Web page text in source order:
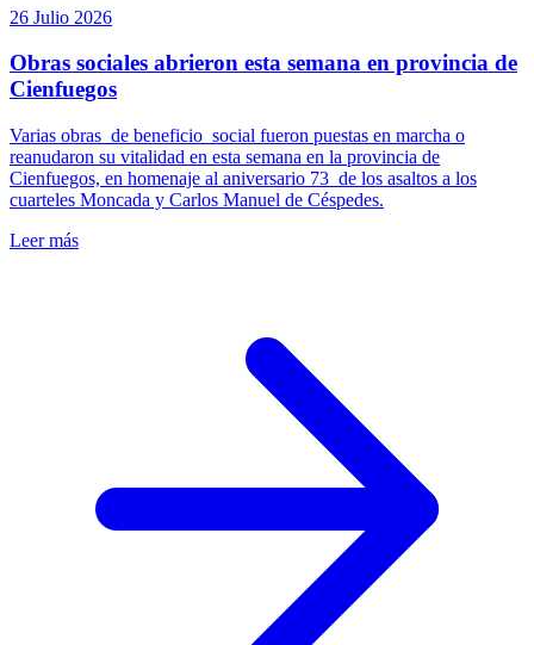
26 Julio 2026
Obras sociales abrieron esta semana en provincia de
Cienfuegos
Varias obras de beneficio social fueron puestas en marcha o
reanudaron su vitalidad en esta semana en la provincia de
Cienfuegos, en homenaje al aniversario 73 de los asaltos a los
cuarteles Moncada y Carlos Manuel de Céspedes.
Leer más